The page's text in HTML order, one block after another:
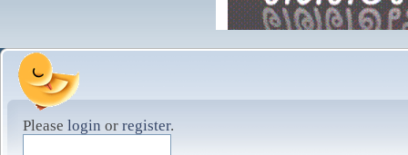
Please login or register.